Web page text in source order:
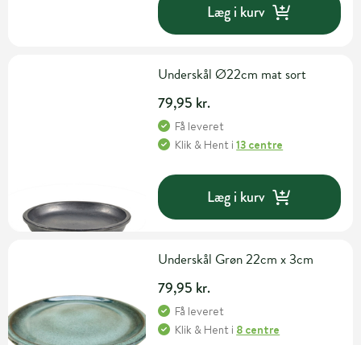
Læg i kurv
Underskål Ø22cm mat sort
79,95 kr.
Få leveret
Klik & Hent i13 centre
Læg i kurv
Underskål Grøn 22cm x 3cm
79,95 kr.
Få leveret
Klik & Hent i 8 centre